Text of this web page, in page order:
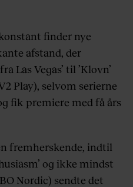
finder nye
afstand, der
Las Vegas’ til ’Klovn’
Play), selvom serierne
fik premiere med få års
fremherskende, indtil
og ikke mindst
Nordic) sendte det